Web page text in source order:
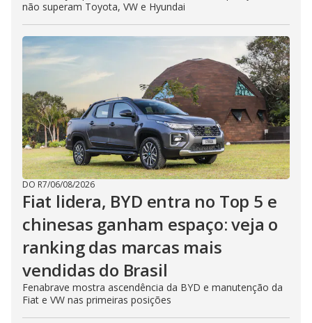
não superam Toyota, VW e Hyundai
DO R7/06/08/2026
Fiat lidera, BYD entra no Top 5 e
chinesas ganham espaço: veja o
ranking das marcas mais
vendidas do Brasil
Fenabrave mostra ascendência da BYD e manutenção da
Fiat e VW nas primeiras posições